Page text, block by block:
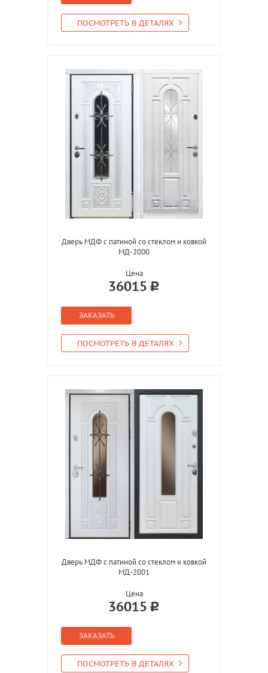
ПОСМОТРЕТЬ В ДЕТАЛЯХ
Дверь МДФ с патиной со стеклом и ковкой
МД-2000
Цена
36015
ЗАКАЗАТЬ
ПОСМОТРЕТЬ В ДЕТАЛЯХ
Дверь МДФ с патиной со стеклом и ковкой
МД-2001
Цена
36015
ЗАКАЗАТЬ
ПОСМОТРЕТЬ В ДЕТАЛЯХ